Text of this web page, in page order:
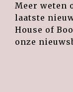
Meer weten
laatste
House of
onze